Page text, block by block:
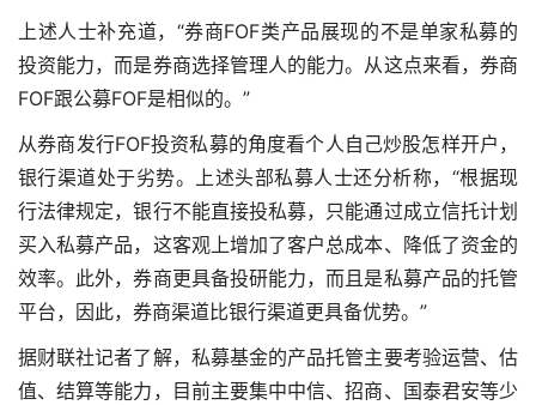
上述人士补充道，“券商FOF类产品展现的不是单家私募的
投资能力，而是券商选择管理人的能力。从这点来看，券商
FOF跟公募FOF是相似的。”
从券商发行FOF投资私募的角度看个人自己炒股怎样开户 ，
银行渠道处于劣势。上述头部私募人士还分析称，“根据现
行法律规定，银行不能直接投私募，只能通过成立信托计划
买入私募产品，这客观上增加了客户总成本、降低了资金的
效率。此外，券商更具备投研能力，而且是私募产品的托管
平台，因此，券商渠道比银行渠道更具备优势。”
据财联社记者了解，私募基金的产品托管主要考验运营、估
值、结算等能力，目前主要集中中信、招商、国泰君安等少